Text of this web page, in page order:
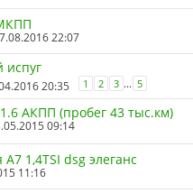
22:07
испуг
20:35 1 2 3 ... 5
АКПП (пробег 43 тыс.км)
09:14
1,4TSI dsg элеганс
11:16